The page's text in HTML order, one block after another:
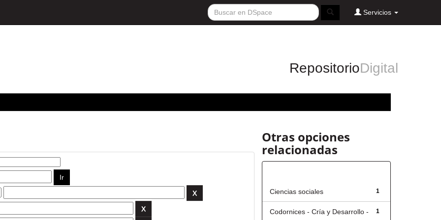
Servicios
RepositorioDigital
Otras opciones
relacionadas
1
Ciencias sociales
1
Codornices - Cría y Desarrollo -